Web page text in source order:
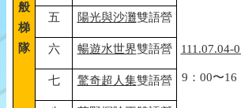
般
梯
隊
111.07.04-
9：00〜16
五 陽光與沙灘雙語營
六 暢遊水世界雙語營
七 驚奇超人集雙語營